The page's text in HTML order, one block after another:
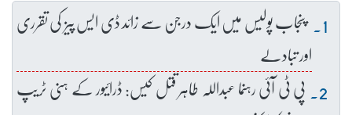
پنجاب پولیس میں ایک درجن سے زائد ڈی ایس پیز کی تقرری
اور تبادلے
پی ٹی آئی رہنما عبداللہ طاہر قتل کیس: ڈرائیور کے ہنی ٹریپ